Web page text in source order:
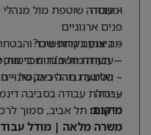
ומנוסה
– עבודה שוטפת מול
פנים ארגוניים
– ביצוע בקרות שכר
– עבודה מול חברות ביטוח,
– הטמעת תהליכים, שינויים
עבודה
מה אנחנו מחפשים?
– תעודת חשב/ת שכר
– שליטה גבוהה באקסל –
– יכולת עבודה בסביבה
מרובים
מיקום: תל אביב, סמוך
משרה מלאה | מודל